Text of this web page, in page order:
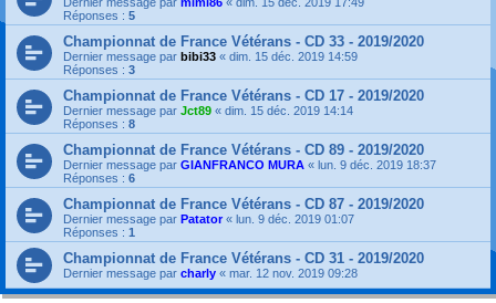
Réponses : 5
Championnat de France Vétérans - CD 33 - 2019/2020
Dernier message par bibi33 « dim. 15 déc. 2019 14:59
Réponses : 3
Championnat de France Vétérans - CD 17 - 2019/2020
Dernier message par Jct89 « dim. 15 déc. 2019 14:14
Réponses : 8
Championnat de France Vétérans - CD 89 - 2019/2020
Dernier message par GIANFRANCO MURA « lun. 9 déc. 2019 18:37
Réponses : 6
Championnat de France Vétérans - CD 87 - 2019/2020
Dernier message par Patator « lun. 9 déc. 2019 01:07
Réponses : 1
Championnat de France Vétérans - CD 31 - 2019/2020
Dernier message par charly « mar. 12 nov. 2019 09:28